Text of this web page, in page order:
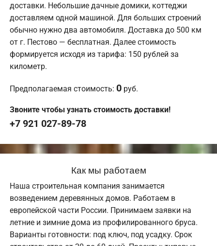
доставки. Небольшие дачные домики, коттеджи
доставляем одной машиной. Для больших строений
обычно нужно два автомобиля. Доставка до 500 км
от г. Пестово — бесплатная. Далее стоимость
формируется исходя из тарифа: 150 рублей за
километр.
Предполагаемая стоимость: 0 руб.
Звоните чтобы узнать стоимость доставки!
+7 921 027-89-78
Как мы работаем
Наша строительная компания занимается
возведением деревянных домов. Работаем в
европейской части России. Принимаем заявки на
летние и зимние дома из профилированного бруса.
Варианты готовности: под ключ, под усадку. Срок